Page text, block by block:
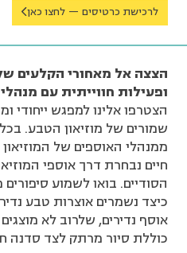
לרכישת כרטיסים — לחצו כאן
הצצה אל מאחורי הקלעים
ופעילות חווייתית עם
הצטרפו אלינו למפגש ייחודי
שמורים של מוזיאון הטבע.
ממנהלי האוספים של
חיים נבחרת דרך אוספי
הסודיים. בואו לשמוע
כיצד נשמרים אוצרות טבע
אוסף נדירים, שלרוב לא
כוללת סיור מרתק לצד סדנה